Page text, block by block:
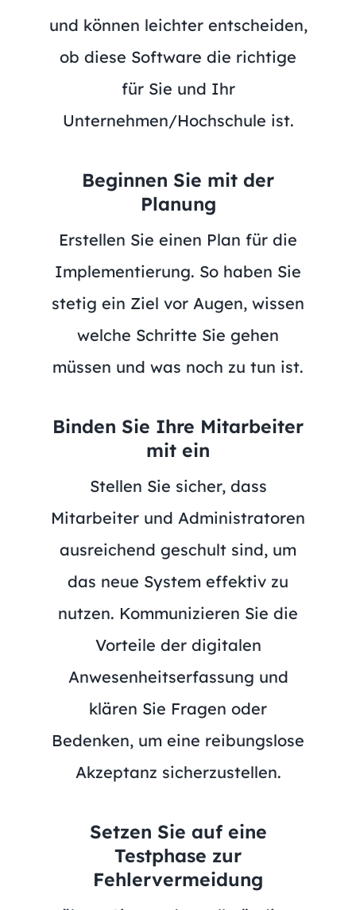
und können leichter entscheiden,
ob diese Software die richtige
für Sie und Ihr
Unternehmen/Hochschule ist.
Beginnen Sie mit der
Planung
Erstellen Sie einen Plan für die
Implementierung. So haben Sie
stetig ein Ziel vor Augen, wissen
welche Schritte Sie gehen
müssen und was noch zu tun ist.
Binden Sie Ihre Mitarbeiter
mit ein
Stellen Sie sicher, dass
Mitarbeiter und Administratoren
ausreichend geschult sind, um
das neue System effektiv zu
nutzen. Kommunizieren Sie die
Vorteile der digitalen
Anwesenheitserfassung und
klären Sie Fragen oder
Bedenken, um eine reibungslose
Akzeptanz sicherzustellen.
Setzen Sie auf eine
Testphase zur
Fehlervermeidung